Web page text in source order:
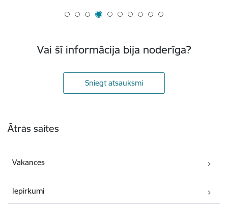
Vai šī informācija bija noderīga?
Sniegt atsauksmi
Ātrās saites
Vakances
Iepirkumi